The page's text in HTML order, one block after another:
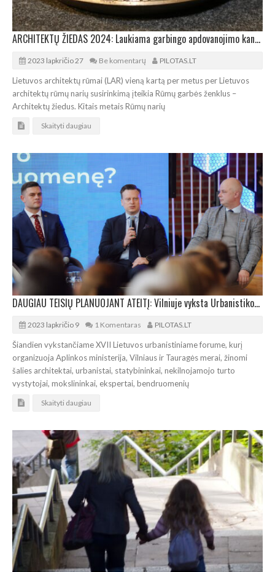
ARCHITEKTŲ ŽIEDAS 2024: Laukiama garbingo apdovanojimo kandidatūrų
2023 lapkričio 27 Be komentarų PILOTAS.LT
Lietuvos architektų rūmai (LAR) vieną kartą per metus per Lietuvos
architektų rūmų narių susirinkimą įteikia Rūmų garbės ženklus –
Architektų žiedus. Kitais metais Rūmų narių
Skaityti daugiau
DAUGIAU TEISIŲ PLANUOJANT ATEITĮ: Vilniuje vyksta Urbanistikos forumas
2023 lapkričio 9 1 Komentaras PILOTAS.LT
Šiandien vykstančiame XVII Lietuvos urbanistiniame forume, kurį
organizuoja Aplinkos ministerija, Vilniaus ir Tauragės merai, žinomi
šalies architektai, urbanistai, statybininkai, nekilnojamojo turto
vystytojai, mokslininkai, ekspertai, bendruomenių
Skaityti daugiau